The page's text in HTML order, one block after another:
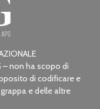
– non ha scopo di
di codificare e
e delle altre